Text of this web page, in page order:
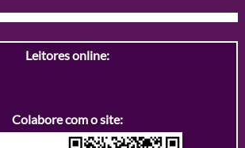
Leitores online:
Colabore com o site: